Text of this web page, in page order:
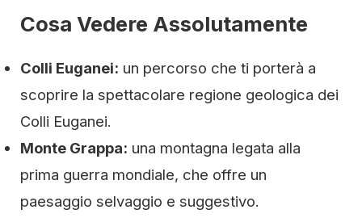
Cosa Vedere Assolutamente
Colli Euganei: un percorso che ti porterà a
scoprire la spettacolare regione geologica dei
Colli Euganei.
Monte Grappa: una montagna legata alla
prima guerra mondiale, che offre un
paesaggio selvaggio e suggestivo.